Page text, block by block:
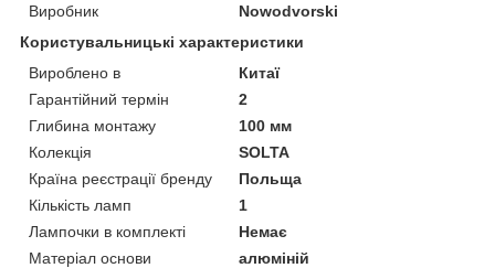
Виробник
Nowodvorski
Користувальницькі характеристики
Вироблено в
Китаї
Гарантійний термін
2
Глибина монтажу
100 мм
Колекція
SOLTA
Країна реєстрації бренду
Польща
Кількість ламп
1
Лампочки в комплекті
Немає
Матеріал основи
алюміній